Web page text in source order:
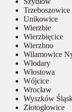
Trzeboszowice
Unikowice
Wierzbie
Wierzbięcice
Wierzbno
Wilamowice
Włodary
Włostowa
Wójcice
Wrocław
Wyszków
Złotogłowice